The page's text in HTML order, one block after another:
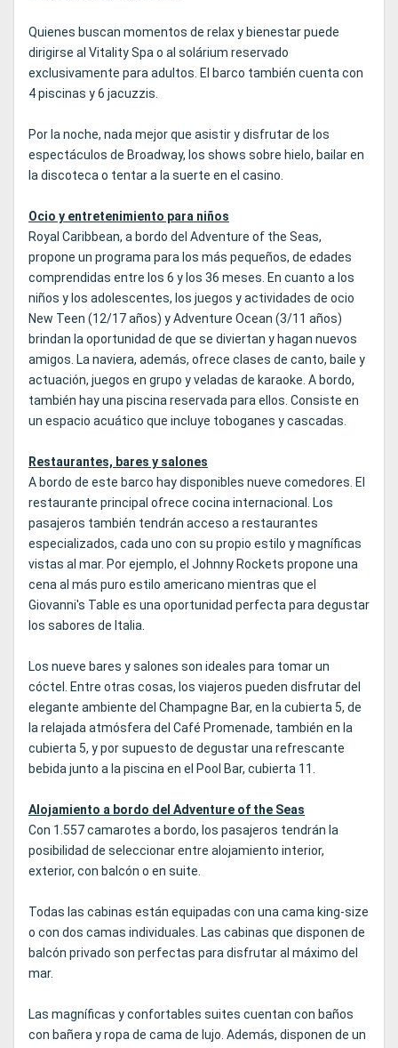
Quienes buscan momentos de relax y bienestar puede
dirigirse al Vitality Spa o al solárium reservado
exclusivamente para adultos. El barco también cuenta con
4 piscinas y 6 jacuzzis.
Por la noche, nada mejor que asistir y disfrutar de los
espectáculos de Broadway, los shows sobre hielo, bailar en
la discoteca o tentar a la suerte en el casino.
Ocio y entretenimiento para niños
Royal Caribbean, a bordo del Adventure of the Seas,
propone un programa para los más pequeños, de edades
comprendidas entre los 6 y los 36 meses. En cuanto a los
niños y los adolescentes, los juegos y actividades de ocio
New Teen (12/17 años) y Adventure Ocean (3/11 años)
brindan la oportunidad de que se diviertan y hagan nuevos
amigos. La naviera, además, ofrece clases de canto, baile y
actuación, juegos en grupo y veladas de karaoke. A bordo,
también hay una piscina reservada para ellos. Consiste en
un espacio acuático que incluye toboganes y cascadas.
Restaurantes, bares y salones
A bordo de este barco hay disponibles nueve comedores. El
restaurante principal ofrece cocina internacional. Los
pasajeros también tendrán acceso a restaurantes
especializados, cada uno con su propio estilo y magníficas
vistas al mar. Por ejemplo, el Johnny Rockets propone una
cena al más puro estilo americano mientras que el
Giovanni's Table es una oportunidad perfecta para degustar
los sabores de Italia.
Los nueve bares y salones son ideales para tomar un
cóctel. Entre otras cosas, los viajeros pueden disfrutar del
elegante ambiente del Champagne Bar, en la cubierta 5, de
la relajada atmósfera del Café Promenade, también en la
cubierta 5, y por supuesto de degustar una refrescante
bebida junto a la piscina en el Pool Bar, cubierta 11.
Alojamiento a bordo del Adventure of the Seas
Con 1.557 camarotes a bordo, los pasajeros tendrán la
posibilidad de seleccionar entre alojamiento interior,
exterior, con balcón o en suite.
Todas las cabinas están equipadas con una cama king-size
o con dos camas individuales. Las cabinas que disponen de
balcón privado son perfectas para disfrutar al máximo del
mar.
Las magníficas y confortables suites cuentan con baños
con bañera y ropa de cama de lujo. Además, disponen de un